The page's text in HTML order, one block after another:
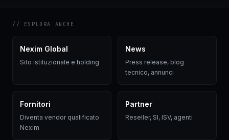
// ESPLORA ANCHE
Nexim Global
Sito istituzionale e holding
News
Press release, blog
tecnico, annunci
Fornitori
Diventa vendor qualificato
Nexim
Partner
Reseller, SI, ISV, agenti